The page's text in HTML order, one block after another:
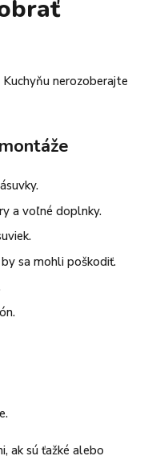
nerozoberajte
a voľné doplnky.
sa mohli poškodiť.
ak sú ťažké alebo